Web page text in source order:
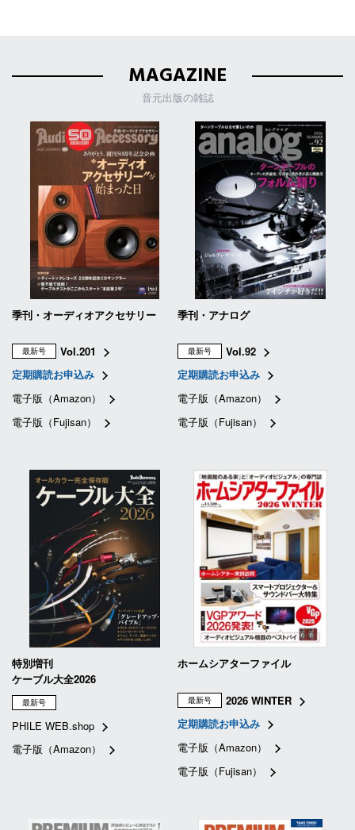
MAGAZINE
音元出版の雑誌
季刊・オーディオアクセサリー
最新号
Vol.201
定期購読お申込み
電子版（Amazon）
電子版（Fujisan）
季刊・アナログ
最新号
Vol.92
定期購読お申込み
電子版（Amazon）
電子版（Fujisan）
特別増刊
ケーブル大全2026
最新号
PHILE WEB.shop
電子版（Amazon）
ホームシアターファイル
最新号
2026 WINTER
定期購読お申込み
電子版（Amazon）
電子版（Fujisan）